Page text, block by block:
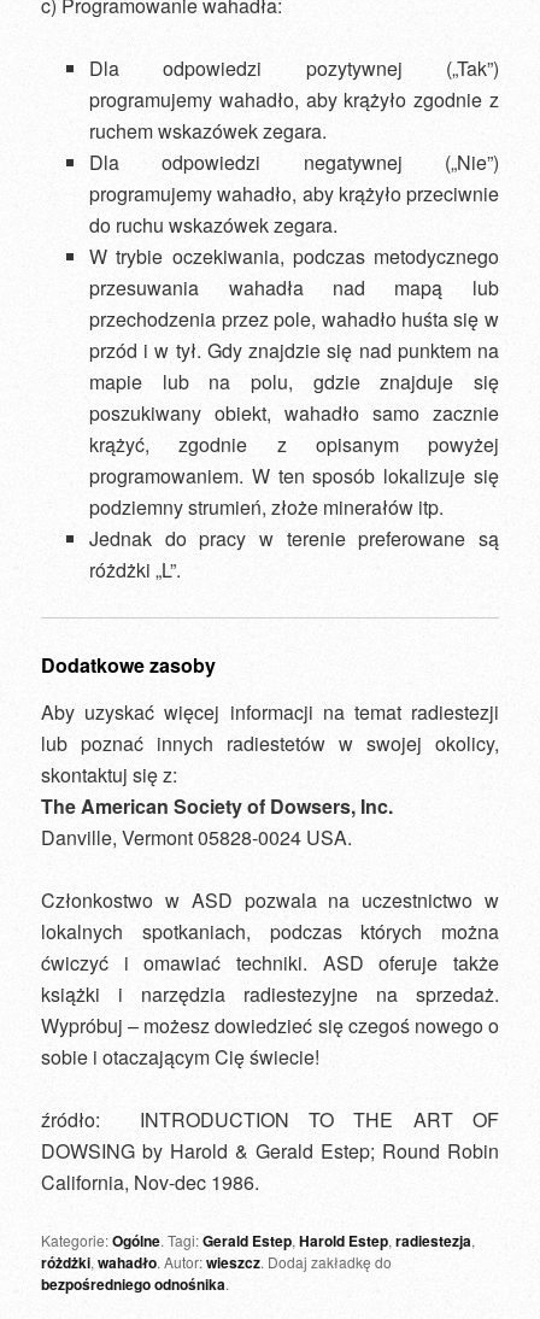
c) Programowanie wahadła:
Dla odpowiedzi pozytywnej („Tak”)
programujemy wahadło, aby krążyło zgodnie z
ruchem wskazówek zegara.
Dla odpowiedzi negatywnej („Nie”)
programujemy wahadło, aby krążyło przeciwnie
do ruchu wskazówek zegara.
W trybie oczekiwania, podczas metodycznego
przesuwania wahadła nad mapą lub
przechodzenia przez pole, wahadło huśta się w
przód i w tył. Gdy znajdzie się nad punktem na
mapie lub na polu, gdzie znajduje się
poszukiwany obiekt, wahadło samo zacznie
krążyć, zgodnie z opisanym powyżej
programowaniem. W ten sposób lokalizuje się
podziemny strumień, złoże minerałów itp.
Jednak do pracy w terenie preferowane są
różdżki „L”.
Dodatkowe zasoby
Aby uzyskać więcej informacji na temat radiestezji
lub poznać innych radiestetów w swojej okolicy,
skontaktuj się z:
The American Society of Dowsers, Inc.
Danville, Vermont 05828-0024 USA.
Członkostwo w ASD pozwala na uczestnictwo w
lokalnych spotkaniach, podczas których można
ćwiczyć i omawiać techniki. ASD oferuje także
książki i narzędzia radiestezyjne na sprzedaż.
Wypróbuj – możesz dowiedzieć się czegoś nowego o
sobie i otaczającym Cię świecie!
źródło: INTRODUCTION TO THE ART OF
DOWSING by Harold & Gerald Estep; Round Robin
California, Nov-dec 1986.
Kategorie:Ogólne. Tagi:Gerald Estep,Harold Estep,radiestezja,
różdżki,wahadło. Autor:wieszcz. Dodaj zakładkę do
bezpośredniego odnośnika.